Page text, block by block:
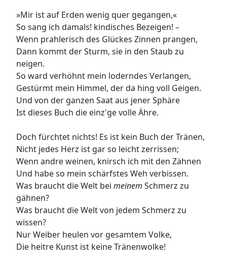
»Mir ist auf Erden wenig quer gegangen,«
So sang ich damals! kindisches Bezeigen! –
Wenn prahlerisch des Glückes Zinnen prangen,
Dann kommt der Sturm, sie in den Staub zu
neigen.
So ward verhöhnt mein loderndes Verlangen,
Gestürmt mein Himmel, der da hing voll Geigen.
Und von der ganzen Saat aus jener Sphäre
Ist dieses Buch die einz'ge volle Ähre.
Doch fürchtet nichts! Es ist kein Buch der Tränen,
Nicht jedes Herz ist gar so leicht zerrissen;
Wenn andre weinen, knirsch ich mit den Zähnen
Und habe so mein schärfstes Weh verbissen.
Was braucht die Welt bei meinem Schmerz zu
gähnen?
Was braucht die Welt von jedem Schmerz zu
wissen?
Nur Weiber heulen vor gesamtem Volke,
Die heitre Kunst ist keine Tränenwolke!